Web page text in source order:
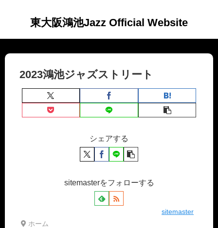
東大阪鴻池Jazz Official Website
2023鴻池ジャズストリート
シェアする
sitemasterをフォローする
sitemaster
ホーム